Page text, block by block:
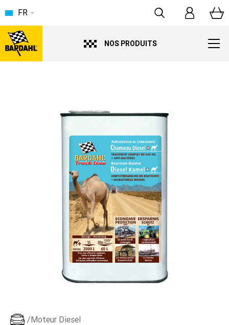
NOS PRODUITS
FR
/Moteur Diesel